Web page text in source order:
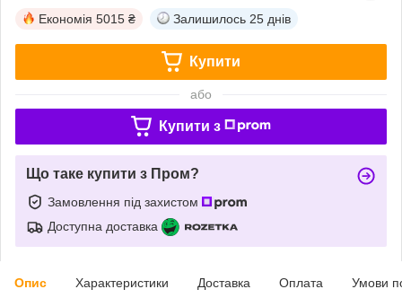
Економія 5015 ₴ Залишилось 25 днів
Купити
або
Купити з
Що таке купити з Пром?
Замовлення під захистом
Доступна доставка
Опис Характеристики Доставка Оплата Умови